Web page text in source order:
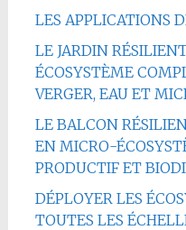
LES APPLICATIONS
LE JARDIN
ÉCOSYSTÈME
VERGER, EAU ET
LE BALCON
EN MICRO-
PRODUCTIF ET
DÉPLOYER LES
TOUTES LES